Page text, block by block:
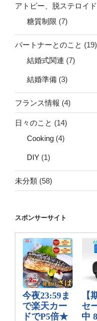
アトピー、脱ステロイド
糖質制限 (7)
パートナーとのこと (19)
結婚式関連 (7)
結婚準備 (3)
フランス情報 (4)
日々のこと (14)
Cooking (4)
DIY (1)
未分類 (58)
スポンサーサイト